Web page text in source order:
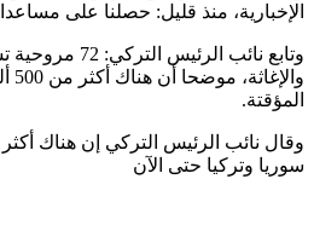
الإخبارية، منذ قليل: حصلنا على مساعدات من
وتابع نائب
المؤقتة.
سوريا وتركيا حتى الآن